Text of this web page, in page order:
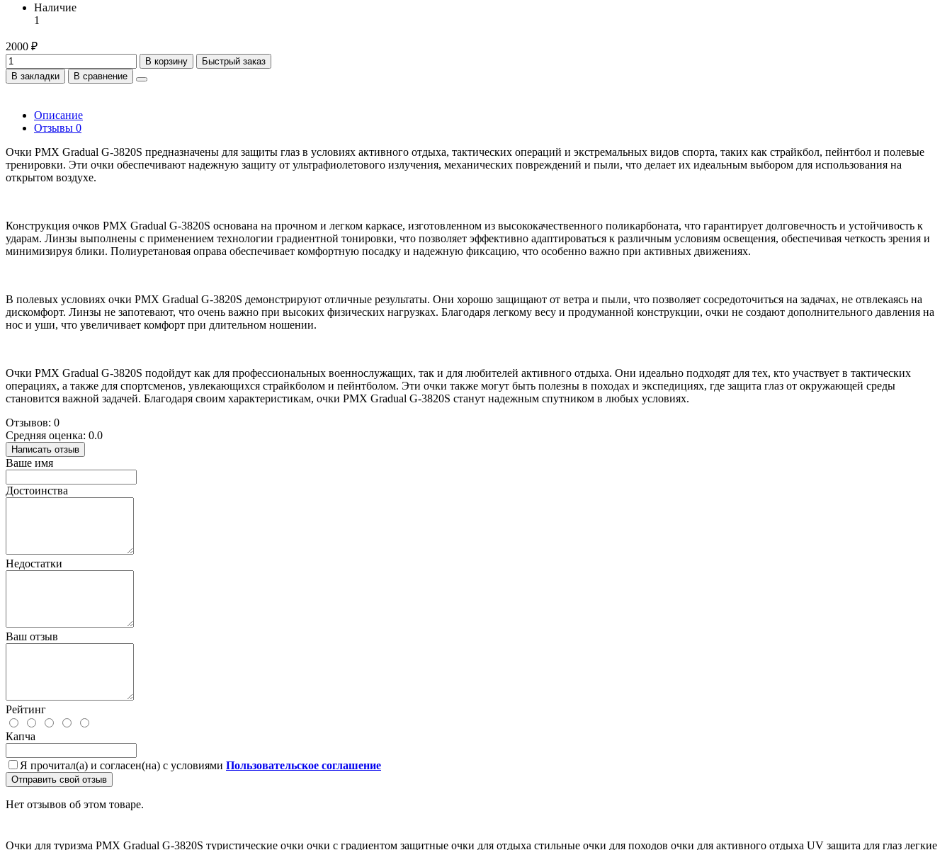
Наличие
1
2000 ₽
В корзину
Быстрый заказ
В закладки
В сравнение
Описание
Отзывы 0
Очки PMX Gradual G-3820S предназначены для защиты глаз в условиях активного отдыха, тактических операций и экстремальных видов спорта, таких как страйкбол, пейнтбол и полевые
тренировки. Эти очки обеспечивают надежную защиту от ультрафиолетового излучения, механических повреждений и пыли, что делает их идеальным выбором для использования на
открытом воздухе.
Конструкция очков PMX Gradual G-3820S основана на прочном и легком каркасe, изготовленном из высококачественного поликарбоната, что гарантирует долговечность и устойчивость к
ударам. Линзы выполнены с применением технологии градиентной тонировки, что позволяет эффективно адаптироваться к различным условиям освещения, обеспечивая четкость зрения и
минимизируя блики. Полиуретановая оправа обеспечивает комфортную посадку и надежную фиксацию, что особенно важно при активных движениях.
В полевых условиях очки PMX Gradual G-3820S демонстрируют отличные результаты. Они хорошо защищают от ветра и пыли, что позволяет сосредоточиться на задачах, не отвлекаясь на
дискомфорт. Линзы не запотевают, что очень важно при высоких физических нагрузках. Благодаря легкому весу и продуманной конструкции, очки не создают дополнительного давления на
нос и уши, что увеличивает комфорт при длительном ношении.
Очки PMX Gradual G-3820S подойдут как для профессиональных военнослужащих, так и для любителей активного отдыха. Они идеально подходят для тех, кто участвует в тактических
операциях, а также для спортсменов, увлекающихся страйкболом и пейнтболом. Эти очки также могут быть полезны в походах и экспедициях, где защита глаз от окружающей среды
становится важной задачей. Благодаря своим характеристикам, очки PMX Gradual G-3820S станут надежным спутником в любых условиях.
Отзывов: 0
Средняя оценка: 0.0
Написать отзыв
Ваше имя
Достоинства
Недостатки
Ваш отзыв
Рейтинг
Капча
Я прочитал(а) и согласен(на) с условиями Пользовательское соглашение
Отправить свой отзыв
Нет отзывов об этом товаре.
Очки для туризма PMX Gradual G-3820S туристические очки очки с градиентом защитные очки для отдыха стильные очки для походов очки для активного отдыха UV защита для глаз легкие